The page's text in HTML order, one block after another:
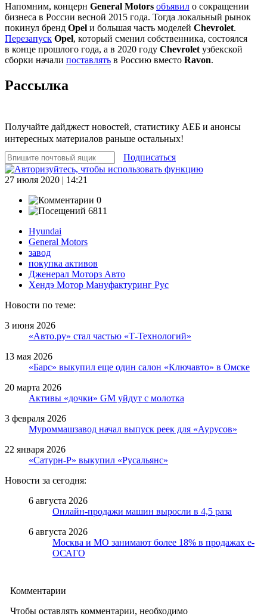
Напомним, концерн General Motors объявил о сокращении
бизнеса в России весной 2015 года. Тогда локальный рынок
покинул бренд Opel и большая часть моделей Chevrolet.
Перезапуск Opel, который сменил собственника, состоялся
в конце прошлого года, а в 2020 году Chevrolet узбекской
сборки начали поставлять в Россию вместо Ravon.
Рассылка
Получайте дайджест новостей, статистику АЕБ и анонсы
интересных материалов раньше остальных!
Подписаться
27 июля 2020 | 14:21
0
6811
Hyundai
General Motors
завод
покупка активов
Дженерал Моторз Авто
Хендэ Мотор Мануфактуринг Рус
Новости по теме:
3 июня 2026
«Авто.ру» стал частью «Т-Технологий»
13 мая 2026
«Барс» выкупил еще один салон «Ключавто» в Омске
20 марта 2026
Активы «дочки» GM уйдут с молотка
3 февраля 2026
Муроммашзавод начал выпуск реек для «Аурусов»
22 января 2026
«Сатурн-Р» выкупил «Русальянс»
Новости за сегодня:
6 августа 2026
Онлайн-продажи машин выросли в 4,5 раза
6 августа 2026
Москва и МО занимают более 18% в продажах е-
ОСАГО
Комментарии
Чтобы оставлять комментарии, необходимо